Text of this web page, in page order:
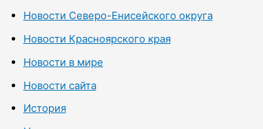
Новости Северо-Енисейского округа
Новости Красноярского края
Новости в мире
Новости сайта
История